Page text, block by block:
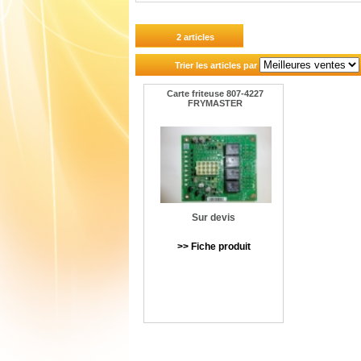
2 articles
Trier les articles par
Carte friteuse 807-4227
FRYMASTER
Sur devis
>> Fiche produit